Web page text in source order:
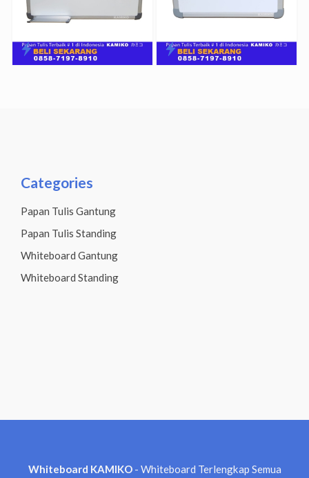
Categories
Papan Tulis Gantung
Papan Tulis Standing
Whiteboard Gantung
Whiteboard Standing
Whiteboard KAMIKO- Whiteboard Terlengkap Semua